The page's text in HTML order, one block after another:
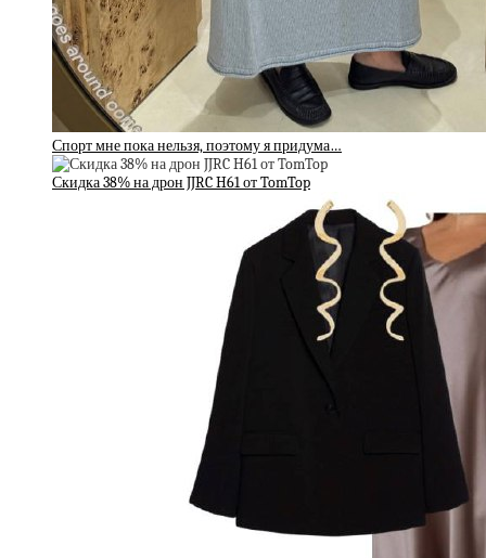
Спорт мне пока нельзя, поэтому я придума…
Скидка 38% на дрон JJRC H61 от TomTop